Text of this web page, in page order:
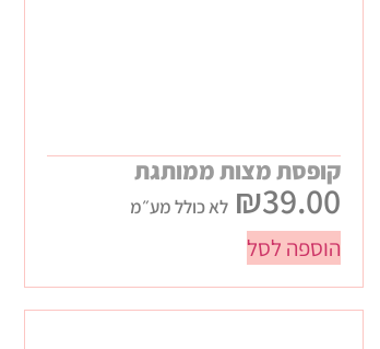
קופסת מצות ממותגת
₪39.00 לא כולל מע״מ
הוספה לסל